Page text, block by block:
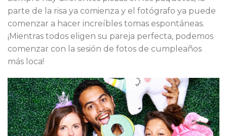
parte de la risa ya comienza y el fotógrafo ya puede
comenzar a hacer increíbles tomas espontáneas.
¡Mientras todos eligen su pareja perfecta, podemos
comenzar con la sesión de fotos de cumpleaños
más loca!